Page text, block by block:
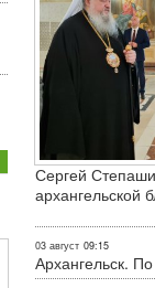
Сергей
архангельской
03 август 09:15
Архангельск.